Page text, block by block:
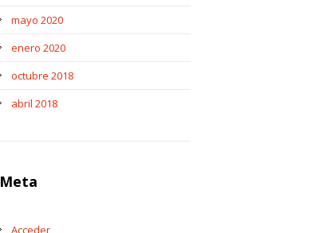
mayo 2020
enero 2020
octubre 2018
abril 2018
Meta
Acceder